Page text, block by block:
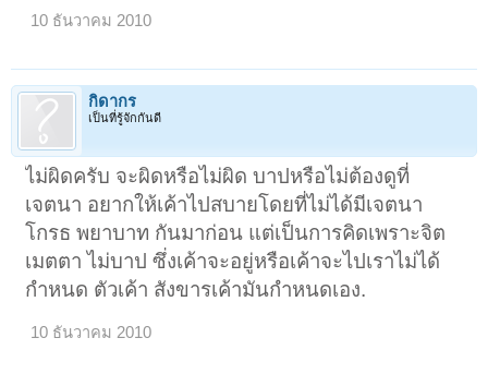
10 ธันวาคม 2010
กิดากร
เป็นที่รู้จักกันดี
ไม่ผิดครับ จะผิดหรือไม่ผิด บาปหรือไม่ต้องดูที่
เจตนา อยากให้เค้าไปสบายโดยที่ไม่ได้มีเจตนา
โกรธ พยาบาท กันมาก่อน แต่เป็นการคิดเพราะจิต
เมตตา ไม่บาป ซึ่งเค้าจะอยู่หรือเค้าจะไปเราไม่ได้
กำหนด ตัวเค้า สังขารเค้ามันกำหนดเอง.
10 ธันวาคม 2010